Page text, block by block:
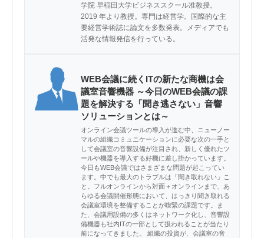
学院 早稲田大学ビジネススクール准教授。
2019 年より教授。専門は経営学。国際的な主
要経営学術誌に論文を多数発表。メディアでも
活発な情報発信を行っている。
WEB会議に続くITの新たな商機は会
議室音響機器 ～今日のWEB会議の課
題を解決する「聞き逃さない」音響
ソリューションとは～
オンライン会議ツールの導入が進む中、ニューノー
マルの組織コミュニケーションに必要な次の一手と
して会議室の音響設備が注目され、新しく優れたツ
ールや機器を導入する好機に差し掛かっています。
今日もWEB会議ではさまざまな問題が起こってい
ます。中でも最大のトラブルは「聞き取れない」こ
と。フルオンラインから対面＋オンラインまで、あ
らゆる会議開催形態において、はっきり聞き取れる
会議室環境を整備することが喫緊の課題です。ま
た、会議用設備の多くはネットワーク化し、音響設
備機器も社内ITの一部として扱われることが当たり
前になってきました。 組織の投資が、会議室の音